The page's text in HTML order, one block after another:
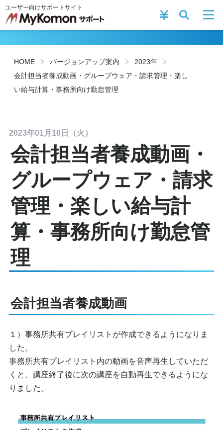
ユーザー向けサポートサイト
HOME バージョンアップ案内
2023年
会計担当者養成動画・グループウェア・請求管理・楽し
い給与計算・事務所向け勤怠管理
2023年01月10日（火）
会計担当者養成動画・
グループウェア・請求
管理・楽しい給与計
算・事務所向け勤怠管
理
会計担当者養成動画
１）事務所共有プレイリストが作成できるようになりま
した。
事務所共有プレイリスト内の動画を音声再生していただ
くと、講座終了後に次の講座を自動再生できるようにな
りました。